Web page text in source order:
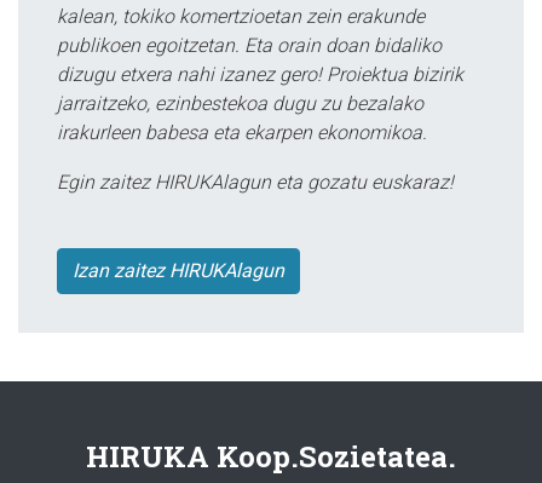
kalean, tokiko komertzioetan zein erakunde
publikoen egoitzetan. Eta orain doan bidaliko
dizugu etxera nahi izanez gero! Proiektua bizirik
jarraitzeko, ezinbestekoa dugu zu bezalako
irakurleen babesa eta ekarpen ekonomikoa.
Egin zaitez HIRUKAlagun eta gozatu euskaraz!
Izan zaitez HIRUKAlagun
HIRUKA Koop.Sozietatea.